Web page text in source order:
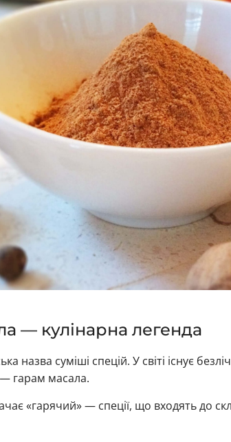
— кулінарна легенда
назва суміші спецій. У світі існує
гарам масала.
«гарячий» — спеції, що входять до